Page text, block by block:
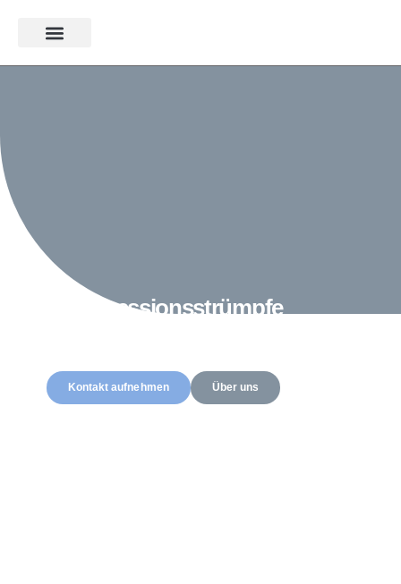
Kompressionsstrümpfe
Kontakt aufnehmen Über uns